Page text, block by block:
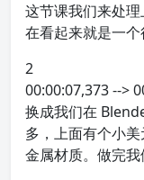
这节课我们来处
在看起来就是一
2
00:00:07,373 -->
换成我们在
多，上面有个小
金属材质。做完